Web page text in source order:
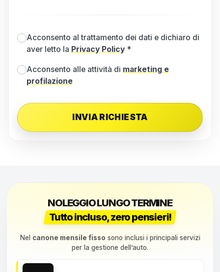
Acconsento al trattamento dei dati e dichiaro di
aver letto la Privacy Policy*
Acconsento alle attività di marketing e
profilazione
NOLEGGIO LUNGO TERMINE
Tutto incluso, zero pensieri!
Nel canone mensile fisso sono inclusi i principali servizi
per la gestione dell’auto.